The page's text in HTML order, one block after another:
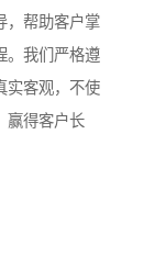
，帮助客户掌
。我们严格遵
实客观，不使
赢得客户长